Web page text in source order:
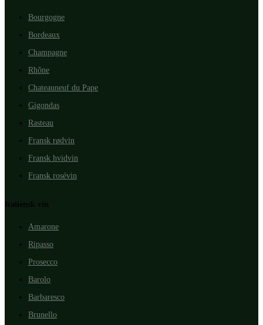
Bourgogne
Bordeaux
Champagne
Rhône
Chateauneuf du Pape
Gigondas
Rasteau
Fransk rødvin
Fransk hvidvin
Fransk rosévin
Italiensk vin
Amarone
Ripasso
Prosecco
Barolo
Barbaresco
Brunello